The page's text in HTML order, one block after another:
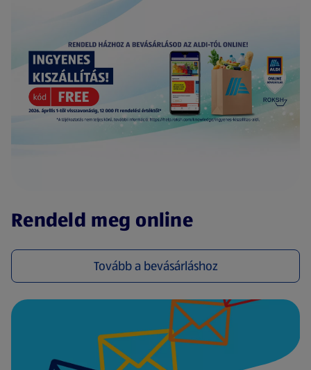
Rendeld meg online
Tovább a bevásárláshoz
(új oldalon nyílik meg)